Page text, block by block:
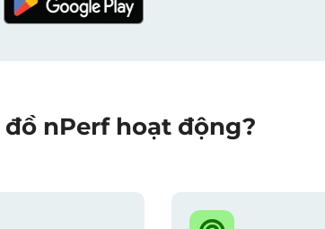
nPerf hoạt động?